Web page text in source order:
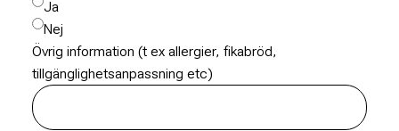
Ja
Nej
Övrig information (t ex allergier, fikabröd,
tillgänglighetsanpassning etc)